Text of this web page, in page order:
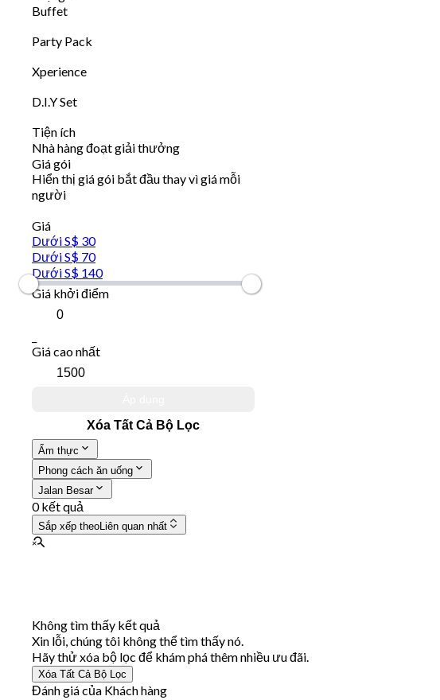
Buffet
Party Pack
Xperience
D.I.Y Set
Tiện ích
Nhà hàng đoạt giải thưởng
Giá gói
Hiển thị giá gói bắt đầu thay vì giá mỗi
người
Giá
Dưới S$ 30
Dưới S$ 70
Dưới S$ 140
Giá khởi điểm
Giá cao nhất
Xóa Tất Cả Bộ Lọc
Ẩm thực
Phong cách ăn uống
Jalan Besar
0 kết quả
Sắp xếp theoLiên quan nhất
Không tìm thấy kết quả
Xin lỗi, chúng tôi không thể tìm thấy nó.
Hãy thử xóa bộ lọc để khám phá thêm nhiều ưu đãi.
Xóa Tất Cả Bộ Lọc
Đánh giá của Khách hàng